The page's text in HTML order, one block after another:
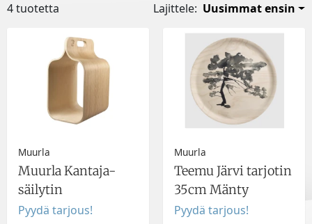
4 tuotetta Lajittele: Uusimmat ensin
Muurla
Muurla Kantaja-
säilytin
Pyydä tarjous!
Muurla
Teemu Järvi tarjotin
35cm Mänty
Pyydä tarjous!